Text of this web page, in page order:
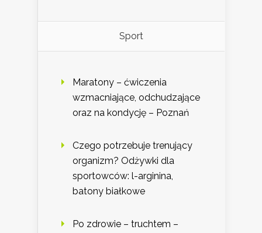
Sport
Maratony – ćwiczenia
wzmacniające, odchudzające
oraz na kondycję – Poznań
Czego potrzebuje trenujący
organizm? Odżywki dla
sportowców: l-arginina,
batony białkowe
Po zdrowie – truchtem –